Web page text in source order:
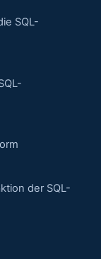
SQL-
der SQL-